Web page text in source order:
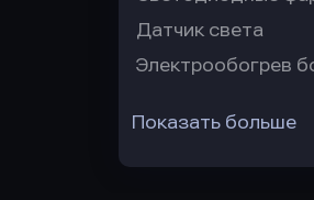
Датчик света
Электрообогрев
Показать больше